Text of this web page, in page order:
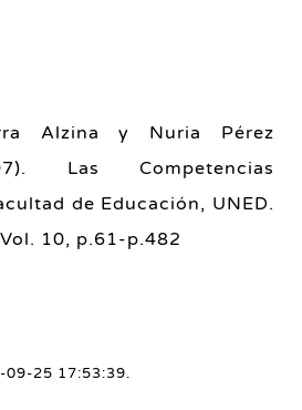
Alzina y Nuria Pérez
Las Competencias
de Educación, UNED.
10, p.61-p.482
25 17:53:39.